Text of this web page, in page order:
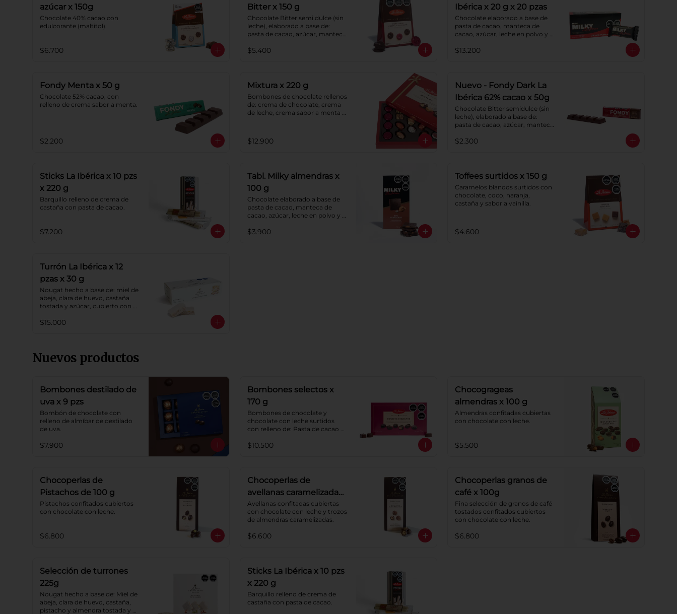
azúcar x 150g
Chocolate 40% cacao con
edulcorante (maltitol).
$6.700
Bitter x 150 g
Chocolate Bitter semi dulce (sin
leche), elaborado a base de:
pasta de cacao, azúcar, manteca
Porcentaje de cacao: 52%.
$5.400
Ibérica x 20 g x 20 pzas
Chocolate elaborado a base de
pasta de cacao, manteca de
cacao, azúcar, leche en polvo y
cacao: 40%.
$13.200
Fondy Menta x 50 g
Chocolate 52% cacao, con
relleno de crema sabor a menta.
$2.200
Mixtura x 220 g
Bombones de chocolate rellenos
de: crema de chocolate, crema
de leche, crema sabor a menta y
chocolate, coco, naranja y sabor
a vainilla. Pastillas de chocolate
$12.900
Nuevo - Fondy Dark La
Ibérica 62% cacao x 50g
Chocolate Bitter semidulce (sin
leche), elaborado a base de:
pasta de cacao, azúcar, manteca
Porcentaje de Cacao: 62%
$2.300
Sticks La Ibérica x 10 pzs
x 220 g
Barquillo relleno de crema de
castaña con pasta de cacao.
$7.200
Tabl. Milky almendras x
100 g
Chocolate elaborado a base de
pasta de cacao, manteca de
cacao, azúcar, leche en polvo y
almendras. Porcentaje de cacao:
$3.900
Toffees surtidos x 150 g
Caramelos blandos surtidos con
chocolate, coco, naranja,
castaña y sabor a vainilla.
$4.600
Turrón La Ibérica x 12
pzas x 30 g
Nougat hecho a base de: miel de
abeja, clara de huevo, castaña
tostada y azúcar, cubierto con
$15.000
Nuevos productos
Bombones destilado de
uva x 9 pzs
Bombón de chocolate con
relleno de almíbar de destilado
de uva.
$7.900
Bombones selectos x
170 g
Bombones de chocolate y
chocolate con leche surtidos
con relleno de: Pasta de cacao
cacao con crema de castaña
licor sabor a naranja, pasta de
cacao con licor sabor a cereza,
crema de caramelo blando con
sabor a vainilla. Coberturas:
chocolate 52% de cacao y
chocolate con leche 40% cacao.
$10.500
Chocogrageas
almendras x 100 g
Almendras confitadas cubiertas
con chocolate con leche.
$5.500
Chocoperlas de
Pistachos de 100 g
Pistachos confitados cubiertos
con chocolate con leche.
$6.800
Chocoperlas de
avellanas caramelizadas
100 g
Avellanas confitadas cubiertas
con chocolate con leche y trozos
de almendras caramelizadas.
$6.600
Chocoperlas granos de
café x 100g
Fina selección de granos de café
tostados confitados cubiertos
con chocolate con leche.
$6.800
Selección de turrones
225g
Nougat hecho a base de: Miel de
abeja, clara de huevo, castaña,
pistacho y almendra tostada y
Sticks La Ibérica x 10 pzs
x 220 g
Barquillo relleno de crema de
castaña con pasta de cacao.